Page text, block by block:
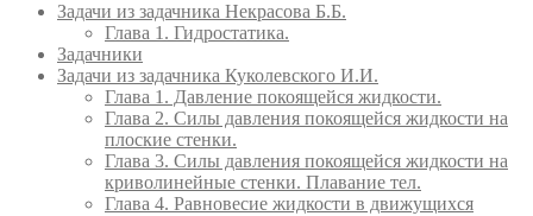
Задачи из задачника Некрасова Б.Б.
Глава 1. Гидростатика.
Задачники
Задачи из задачника Куколевского И.И.
Глава 1. Давление покоящейся жидкости.
Глава 2. Силы давления покоящейся жидкости на
плоские стенки.
Глава 3. Силы давления покоящейся жидкости на
криволинейные стенки. Плавание тел.
Глава 4. Равновесие жидкости в движущихся